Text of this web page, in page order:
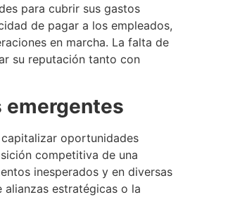
para cubrir sus gastos
de pagar a los empleados,
en marcha. La falta de
su reputación tanto con
emergentes
oportunidades
competitiva de una
inesperados y en diversas
estratégicas o la